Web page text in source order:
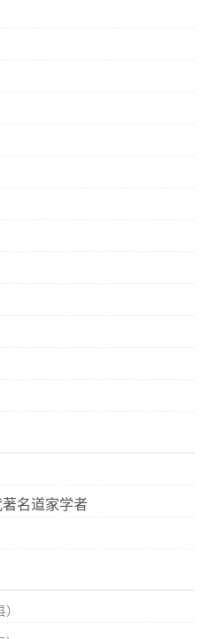
名道家学者